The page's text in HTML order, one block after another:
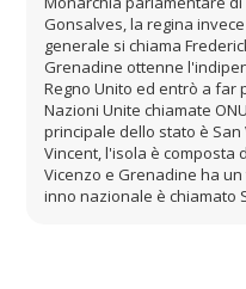
Gonsalves, la regina
generale si chiama
Grenadine ottenne
Regno Unito ed entrò a far
Nazioni Unite chiamate
principale dello stato è
Vincent, l'isola è composta
Vicenzo e Grenadine ha
inno nazionale è chiamato